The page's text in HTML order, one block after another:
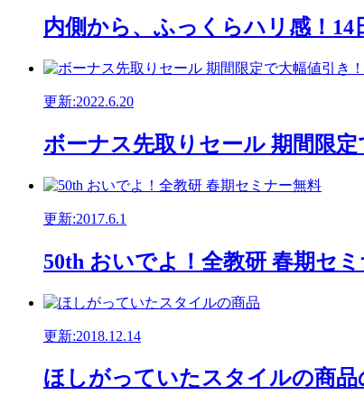
内側から、ふっくらハリ感！
更新:2022.6.20
ボーナス先取りセール 期間限
更新:2017.6.1
50th おいでよ！全教研 春期セ
更新:2018.12.14
ほしがっていたスタイルの商